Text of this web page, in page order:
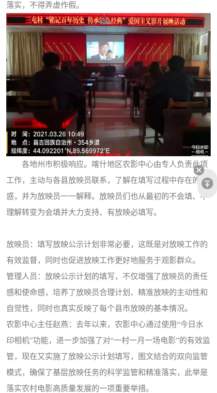
落实，不得弄虚作假。
各地州市积极响应。喀什地区农影中心由专人负责此项
工作，主动与各县放映员联系，了解在填写过程中存在的疑
惑，并为放映员一一解释。放映员们也从最初的不会填、不
理解转变为会填并大力支持、有放映必填写。
放映员：填写放映公示计划非常必要，这既是对放映工作的
有效监督，同时也促进放映工作更好地服务于观影群众。
管理人员：放映公示计划的填写，不仅增强了放映员的责任
感和使命感，培养了放映员合理计划、精准放映的主动性和
自觉性，同时也真实反映了每个县市放映的基本情况。
农影中心主任赵燕： 去年以来，农影中心通过使用“今日水
印相机”功能，进一步加强了对“一村一月一场电影”的有效监
管，现在又实施了放映公示计划填写，图文结合的双向监管
模式，确保了基层放映任务的科学监管和精准落实，此举是
落实农村电影高质量发展的一项重要举措。